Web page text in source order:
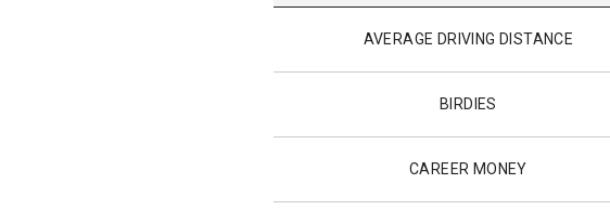
AVERAGE DRIVING DISTANCE
BIRDIES
CAREER MONEY